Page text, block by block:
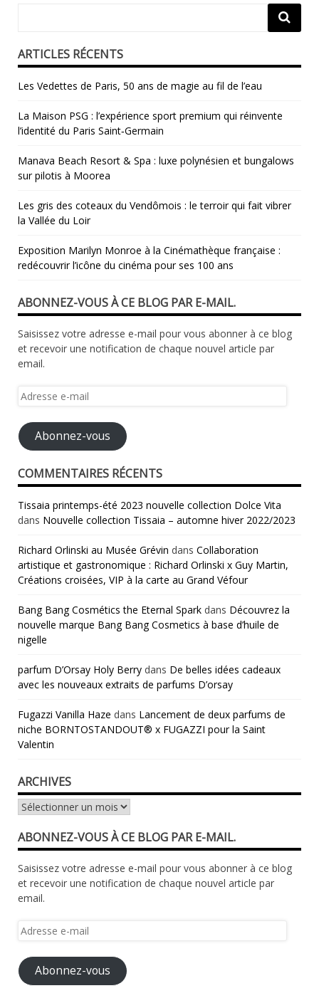
ARTICLES RÉCENTS
Les Vedettes de Paris, 50 ans de magie au fil de l’eau
La Maison PSG : l’expérience sport premium qui réinvente
l’identité du Paris Saint‑Germain
Manava Beach Resort & Spa : luxe polynésien et bungalows
sur pilotis à Moorea
Les gris des coteaux du Vendômois : le terroir qui fait vibrer
la Vallée du Loir
​Exposition Marilyn Monroe à la Cinémathèque française :
redécouvrir l’icône du cinéma pour ses 100 ans
ABONNEZ-VOUS À CE BLOG PAR E-MAIL.
Saisissez votre adresse e-mail pour vous abonner à ce blog
et recevoir une notification de chaque nouvel article par
email.
Adresse
mail
Abonnez-vous
COMMENTAIRES RÉCENTS
Tissaia printemps-été 2023 nouvelle collection Dolce Vita
dans Nouvelle collection Tissaia – automne hiver 2022/2023
Richard Orlinski au Musée Grévin dans Collaboration
artistique et gastronomique : Richard Orlinski x Guy Martin,
Créations croisées, VIP à la carte au Grand Véfour
Bang Bang Cosmétics the Eternal Spark dans Découvrez la
nouvelle marque Bang Bang Cosmetics à base d’huile de
nigelle
parfum D’Orsay Holy Berry dans De belles idées cadeaux
avec les nouveaux extraits de parfums D’orsay
Fugazzi Vanilla Haze dans Lancement de deux parfums de
niche BORNTOSTANDOUT® x FUGAZZI pour la Saint
Valentin
ARCHIVES
Archives
ABONNEZ-VOUS À CE BLOG PAR E-MAIL.
Saisissez votre adresse e-mail pour vous abonner à ce blog
et recevoir une notification de chaque nouvel article par
email.
Adresse
mail
Abonnez-vous